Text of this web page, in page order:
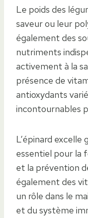
Le poids des
saveur ou leur
également des
nutriments
activement à la
présence de
antioxydants
incontournables
L’épinard
essentiel pour la
et la prévention
également des
un rôle dans le
et du système